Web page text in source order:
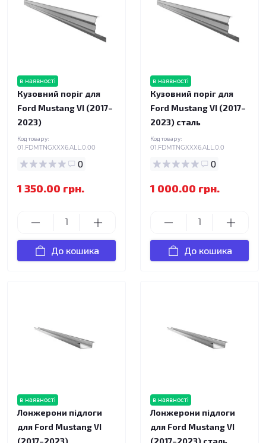
в наявності
Кузовний поріг для
Ford Mustang VI (2017–
2023)
Код товару:
01.FDMTNGXXX6.ALL.0.00
0
1 350.00 грн.
До кошика
в наявності
Кузовний поріг для
Ford Mustang VI (2017–
2023) сталь
Код товару:
01.FDMTNGXXX6.ALL.0.0
0
1 000.00 грн.
До кошика
в наявності
Лонжерони підлоги
для Ford Mustang VI
(2017–2023)
в наявності
Лонжерони підлоги
для Ford Mustang VI
(2017–2023) сталь